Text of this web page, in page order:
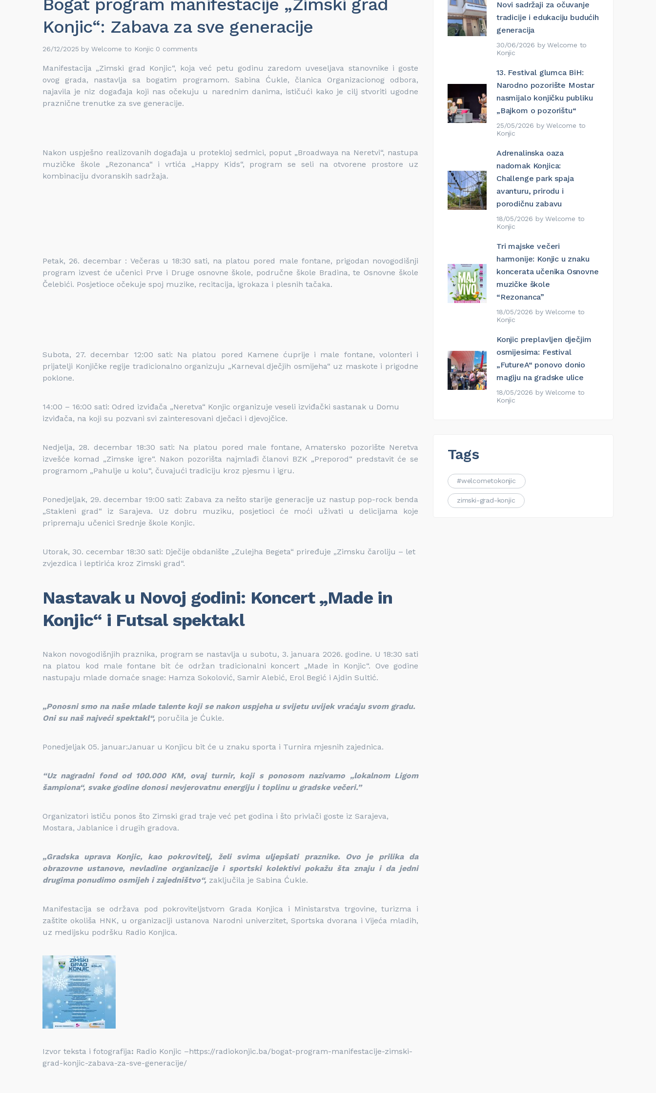
Bogat program manifestacije „Zimski grad
Konjic“: Zabava za sve generacije
26/12/2025 by Welcome to Konjic 0 comments
Manifestacija „Zimski grad Konjic“, koja već petu godinu zaredom uveseljava stanovnike i goste
ovog grada, nastavlja sa bogatim programom. Sabina Ćukle, članica Organizacionog odbora,
najavila je niz događaja koji nas očekuju u narednim danima, ističući kako je cilj stvoriti ugodne
praznične trenutke za sve generacije.
Nakon uspješno realizovanih događaja u protekloj sedmici, poput „Broadwaya na Neretvi“, nastupa
muzičke škole „Rezonanca“ i vrtića „Happy Kids“, program se seli na otvorene prostore uz
kombinaciju dvoranskih sadržaja.
Petak, 26. decembar : Večeras u 18:30 sati, na platou pored male fontane, prigodan novogodišnji
program izvest će učenici Prve i Druge osnovne škole, područne škole Bradina, te Osnovne škole
Čelebići. Posjetioce očekuje spoj muzike, recitacija, igrokaza i plesnih tačaka.
Subota, 27. decembar 12:00 sati: Na platou pored Kamene ćuprije i male fontane, volonteri i
prijatelji Konjičke regije tradicionalno organizuju „Karneval dječjih osmijeha“ uz maskote i prigodne
poklone.
14:00 – 16:00 sati: Odred izviđača „Neretva“ Konjic organizuje veseli izviđački sastanak u Domu
izviđača, na koji su pozvani svi zainteresovani dječaci i djevojčice.
Nedjelja, 28. decembar 18:30 sati: Na platou pored male fontane, Amatersko pozorište Neretva
izvešće komad „Zimske igre“. Nakon pozorišta najmlađi članovi BZK „Preporod“ predstavit će se
programom „Pahulje u kolu“, čuvajući tradiciju kroz pjesmu i igru.
Ponedjeljak, 29. decembar 19:00 sati: Zabava za nešto starije generacije uz nastup pop-rock benda
„Stakleni grad“ iz Sarajeva. Uz dobru muziku, posjetioci će moći uživati u delicijama koje
pripremaju učenici Srednje škole Konjic.
Utorak, 30. cecembar 18:30 sati: Dječije obdanište „Zulejha Begeta“ priređuje „Zimsku čaroliju – let
zvjezdica i leptirića kroz Zimski grad“.
Nastavak u Novoj godini: Koncert „Made in
Konjic“ i Futsal spektakl
Nakon novogodišnjih praznika, program se nastavlja u subotu, 3. januara 2026. godine. U 18:30 sati
na platou kod male fontane bit će održan tradicionalni koncert „Made in Konjic“. Ove godine
nastupaju mlade domaće snage: Hamza Sokolović, Samir Alebić, Erol Begić i Ajdin Sultić.
„Ponosni smo na naše mlade talente koji se nakon uspjeha u svijetu uvijek vraćaju svom gradu.
Oni su naš najveći spektakl“, poručila je Ćukle.
Ponedjeljak 05. januar:Januar u Konjicu bit će u znaku sporta i Turnira mjesnih zajednica.
“Uz nagradni fond od 100.000 KM, ovaj turnir, koji s ponosom nazivamo „lokalnom Ligom
šampiona“, svake godine donosi nevjerovatnu energiju i toplinu u gradske večeri.”
Organizatori ističu ponos što Zimski grad traje već pet godina i što privlači goste iz Sarajeva,
Mostara, Jablanice i drugih gradova.
„Gradska uprava Konjic, kao pokrovitelj, želi svima uljepšati praznike. Ovo je prilika da
obrazovne ustanove, nevladine organizacije i sportski kolektivi pokažu šta znaju i da jedni
drugima ponudimo osmijeh i zajedništvo“, zaključila je Sabina Ćukle.
Manifestacija se održava pod pokroviteljstvom Grada Konjica i Ministarstva trgovine, turizma i
zaštite okoliša HNK, u organizaciji ustanova Narodni univerzitet, Sportska dvorana i Vijeća mladih,
uz medijsku podršku Radio Konjica.
Izvor teksta i fotografija: Radio Konjic –https://radiokonjic.ba/bogat-program-manifestacije-zimski-
grad-konjic-zabava-za-sve-generacije/
Novi sadržaji za očuvanje
tradicije i edukaciju budućih
generacija
30/06/2026 byWelcome to
Konjic
13. Festival glumca BiH:
Narodno pozorište Mostar
nasmijalo konjičku publiku
„Bajkom o pozorištu“
25/05/2026 byWelcome to
Konjic
Adrenalinska oaza
nadomak Konjica:
Challenge park spaja
avanturu, prirodu i
porodičnu zabavu
18/05/2026 byWelcome to
Konjic
Tri majske večeri
harmonije: Konjic u znaku
koncerata učenika Osnovne
muzičke škole
“Rezonanca”
18/05/2026 byWelcome to
Konjic
Konjic preplavljen dječjim
osmijesima: Festival
„FutureA“ ponovo donio
magiju na gradske ulice
18/05/2026 byWelcome to
Konjic
Tags
#welcometokonjic
zimski-grad-konjic